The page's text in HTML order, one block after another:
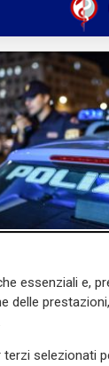
si ferma
strada
essenziali e,
delle
selezionati